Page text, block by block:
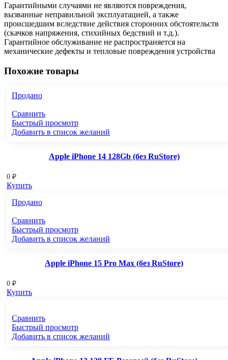
Гарантийными случаями не являются повреждения,
вызванные неправильной эксплуатацией, а также
происшедшим вследствие действия сторонних обстоятельств
(скачков напряжения, стихийных бедствий и т.д.).
Гарантийное обслуживание не распространяется на
механические дефекты и тепловые повреждения устройства
Похожие товары
Продано
Сравнить
Быстрый просмотр
Добавить в список желаний
Apple iPhone 14 128Gb (без RuStore)
0 ₽
Купить
Продано
Сравнить
Быстрый просмотр
Добавить в список желаний
Apple iPhone 15 Pro Max (без RuStore)
0 ₽
Купить
Сравнить
Быстрый просмотр
Добавить в список желаний